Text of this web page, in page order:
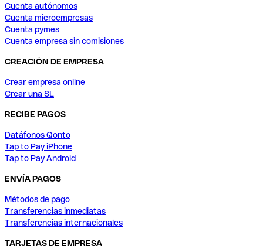
Cuenta autónomos
Cuenta microempresas
Cuenta pymes
Cuenta empresa sin comisiones
CREACIÓN DE EMPRESA
Crear empresa online
Crear una SL
RECIBE PAGOS
Datáfonos Qonto
Tap to Pay iPhone
Tap to Pay Android
ENVÍA PAGOS
Métodos de pago
Transferencias inmediatas
Transferencias internacionales
TARJETAS DE EMPRESA